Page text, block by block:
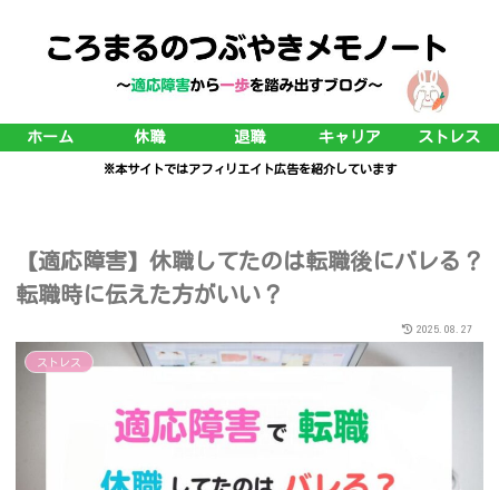
ホーム 休職 退職 キャリア ストレス
※本サイトではアフィリエイト広告を紹介しています
【適応障害】休職してたのは転職後にバレる？
転職時に伝えた方がいい？
2025.08.27
ストレス